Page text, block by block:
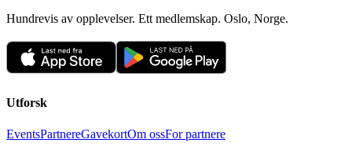
Hundrevis av opplevelser. Ett medlemskap. Oslo, Norge.
Utforsk
EventsPartnereGavekortOm ossFor partnere